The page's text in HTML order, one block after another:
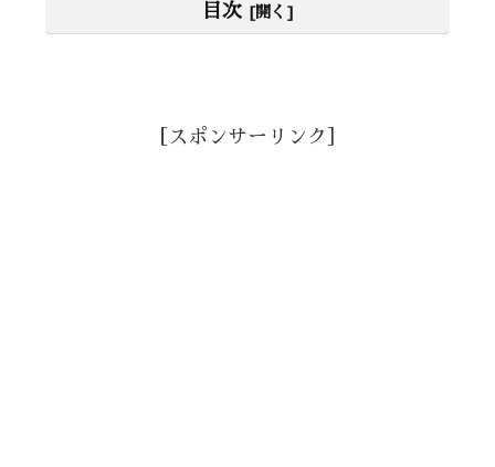
目次
［スポンサーリンク］